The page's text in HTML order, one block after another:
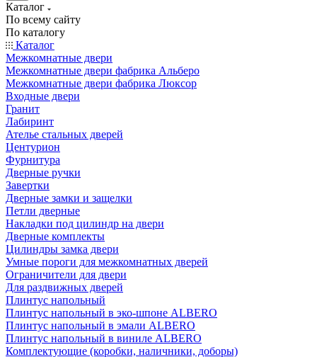
Каталог
По всему сайту
По каталогу
Каталог
Межкомнатные двери
Межкомнатные двери фабрика Альберо
Межкомнатные двери фабрика Люксор
Входные двери
Гранит
Лабиринт
Ателье стальных дверей
Центурион
Фурнитура
Дверные ручки
Завертки
Дверные замки и защелки
Петли дверные
Накладки под цилиндр на двери
Дверные комплекты
Цилиндры замка двери
Умные пороги для межкомнатных дверей
Ограничители для двери
Для раздвижных дверей
Плинтус напольный
Плинтус напольный в эко-шпоне ALBERO
Плинтус напольный в эмали ALBERO
Плинтус напольный в виниле ALBERO
Комплектующие (коробки, наличники, доборы)